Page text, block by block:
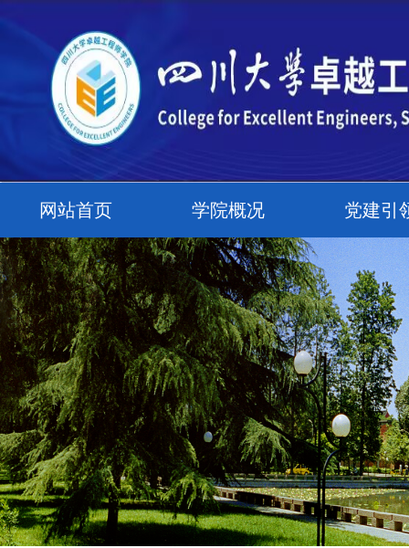
网站首页 学院概况 党建引